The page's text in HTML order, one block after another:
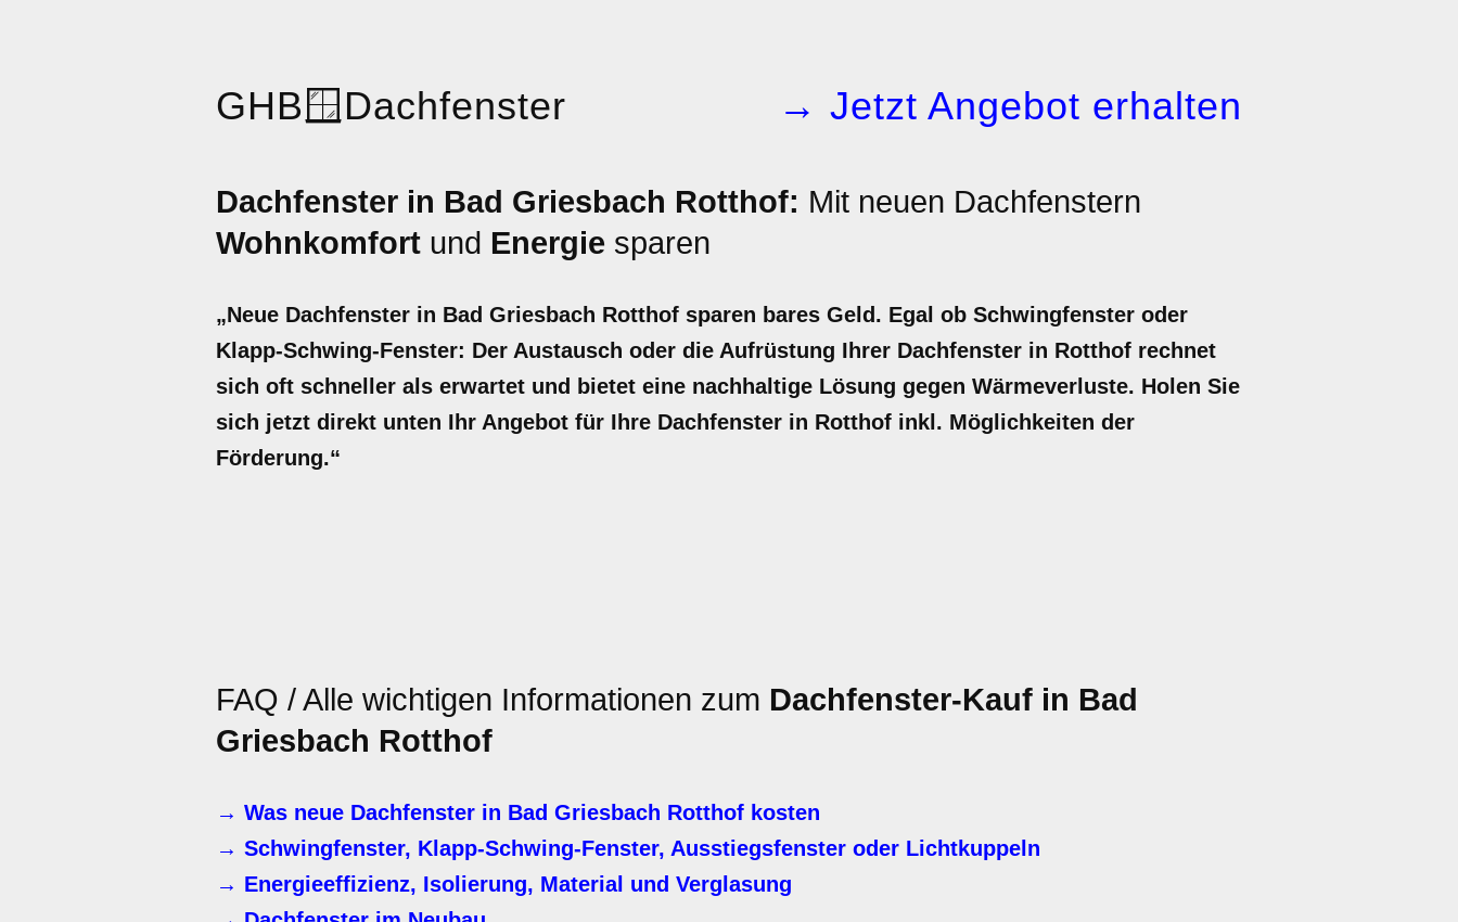
GHB🪟 Dachfenster → Jetzt Angebot erhalten
Dachfenster in Bad Griesbach Rotthof: Mit neuen Dachfenstern
Wohnkomfort und Energie sparen
„Neue Dachfenster in Bad Griesbach Rotthof sparen bares Geld. Egal ob Schwingfenster oder
Klapp-Schwing-Fenster: Der Austausch oder die Aufrüstung Ihrer Dachfenster in Rotthof rechnet
sich oft schneller als erwartet und bietet eine nachhaltige Lösung gegen Wärmeverluste. Holen Sie
sich jetzt direkt unten Ihr Angebot für Ihre Dachfenster in Rotthof inkl. Möglichkeiten der
Förderung.“
FAQ / Alle wichtigen Informationen zum Dachfenster-Kauf in Bad
Griesbach Rotthof
→ Was neue Dachfenster in Bad Griesbach Rotthof kosten
→ Schwingfenster, Klapp-Schwing-Fenster, Ausstiegsfenster oder Lichtkuppeln
→ Energieeffizienz, Isolierung, Material und Verglasung